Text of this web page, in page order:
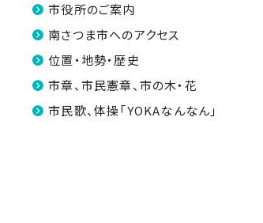
市役所のご案内
南さつま市へのアクセス
位置・地勢・歴史
市章、市民憲章、市の木・花
市民歌、体操「YOKAなんなん」